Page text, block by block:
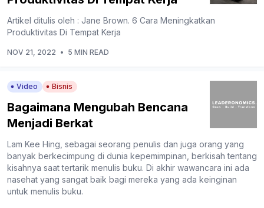
Artikel ditulis oleh : Jane Brown. 6 Cara Meningkatkan
Produktivitas Di Tempat Kerja
NOV 21, 2022 • 5 MIN READ
Video Bisnis
Bagaimana Mengubah Bencana
Menjadi Berkat
Lam Kee Hing, sebagai seorang penulis dan juga orang yang
banyak berkecimpung di dunia kepemimpinan, berkisah tentang
kisahnya saat tertarik menulis buku. Di akhir wawancara ini ada
nasehat yang sangat baik bagi mereka yang ada keinginan
untuk menulis buku.